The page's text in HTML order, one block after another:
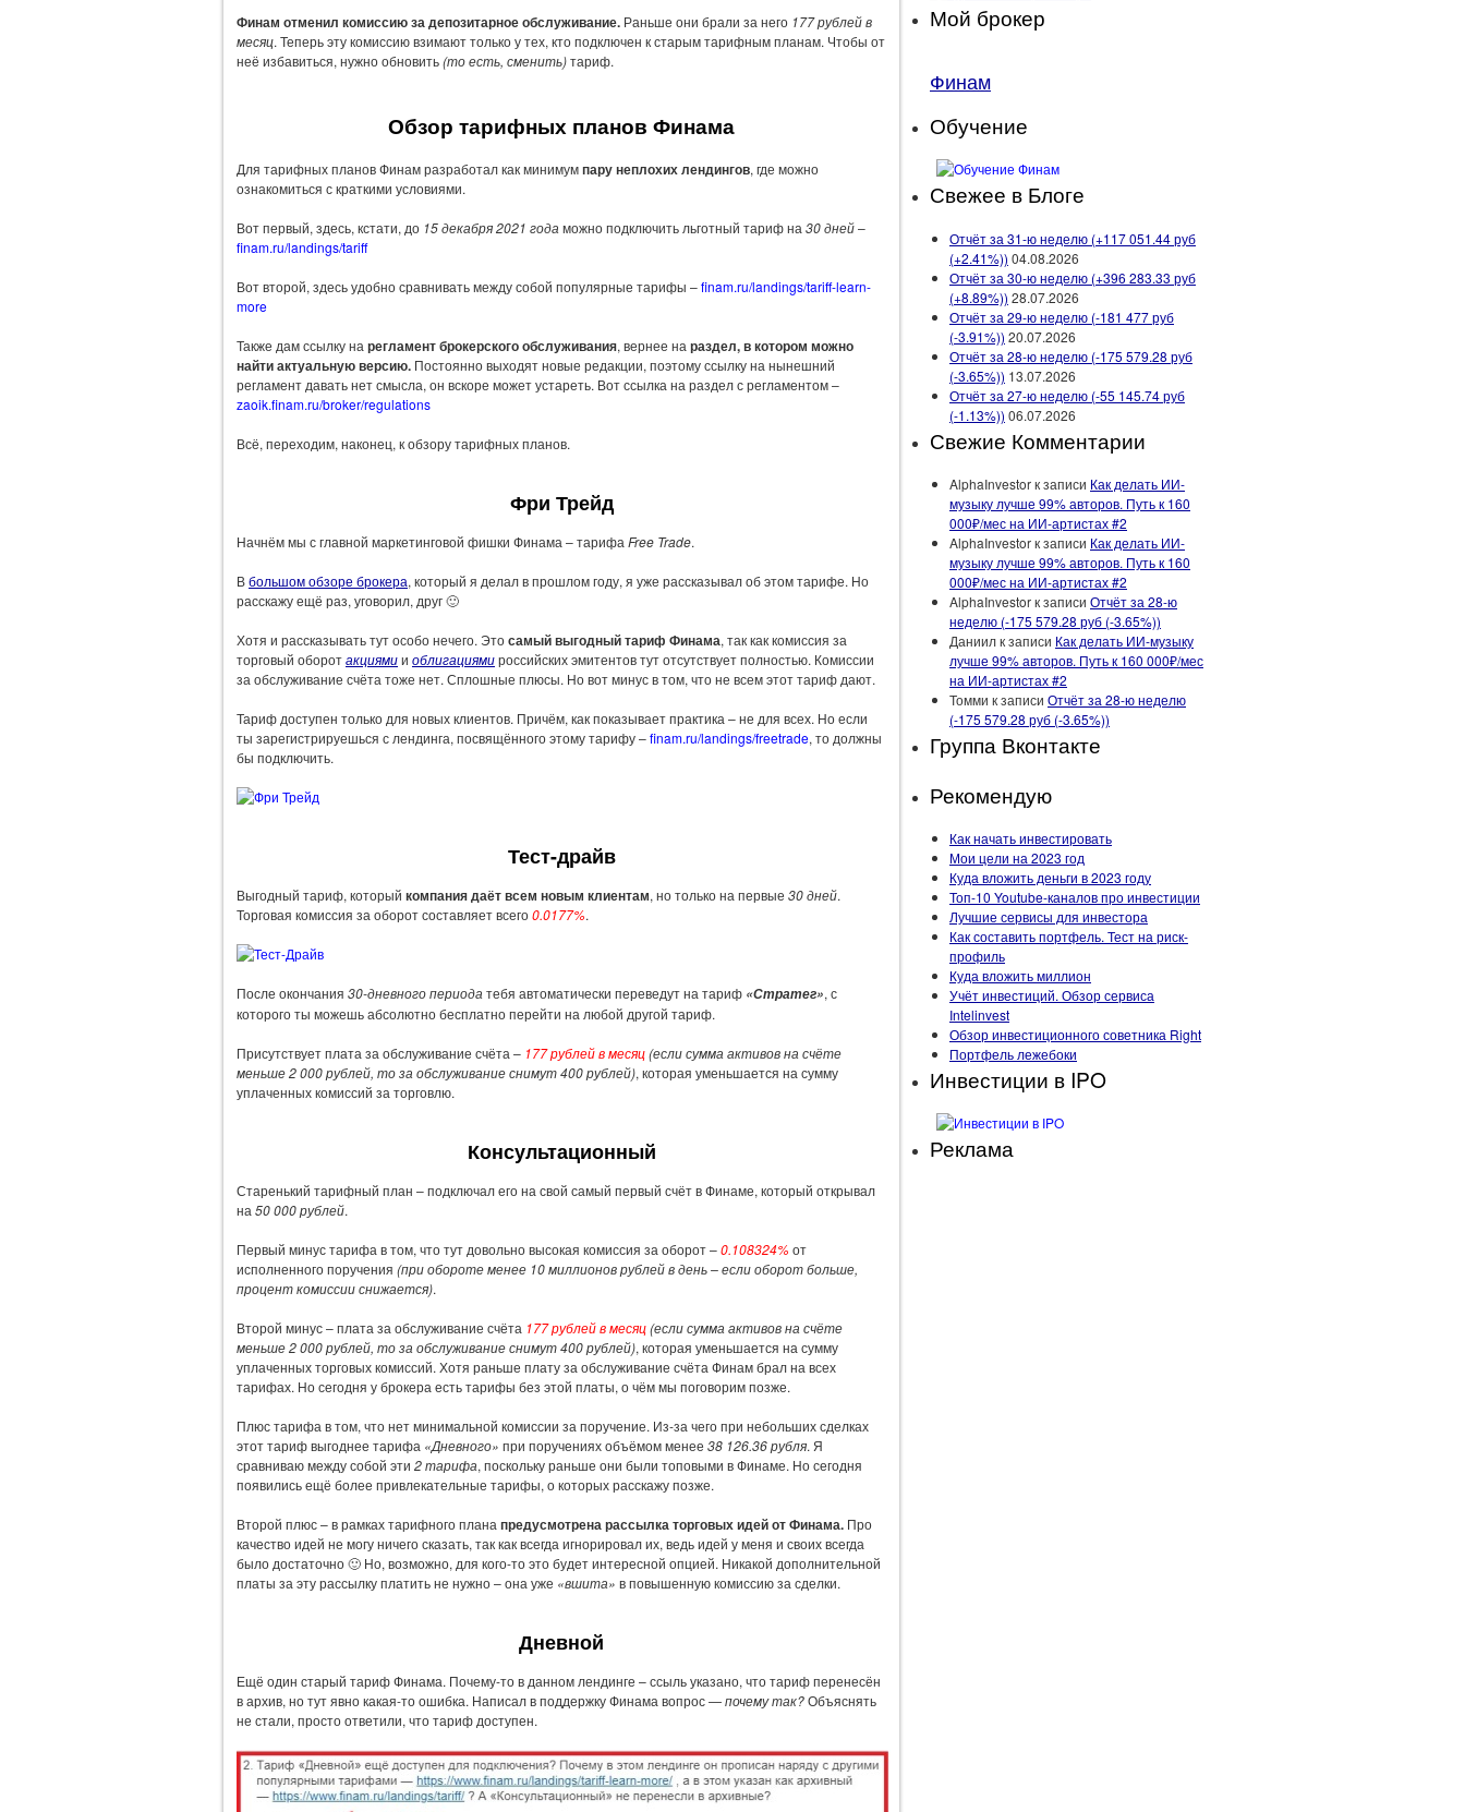
Финам отменил комиссию за депозитарное обслуживание. Раньше они брали за него 177 рублей в
месяц. Теперь эту комиссию взимают только у тех, кто подключен к старым тарифным планам. Чтобы от
неё избавиться, нужно обновить(то есть, сменить)тариф.
Обзор тарифных планов Финама
Для тарифных планов Финам разработал как минимумпару неплохих лендингов, где можно
ознакомиться с краткими условиями.
Вот первый, здесь, кстати, до 15 декабря 2021 года можно подключить льготный тариф на 30 дней–
finam.ru/landings/tariff
Вот второй, здесь удобно сравнивать между собой популярные тарифы –finam.ru/landings/tariff-learn-
more
Также дам ссылку на регламент брокерского обслуживания, вернее на раздел, в котором можно
найти актуальную версию. Постоянно выходят новые редакции, поэтому ссылку на нынешний
регламент давать нет смысла, он вскоре может устареть. Вот ссылка на раздел с регламентом –
zaoik.finam.ru/broker/regulations
Всё, переходим, наконец, к обзору тарифных планов.
Фри Трейд
Начнём мы с главной маркетинговой фишки Финама – тарифа Free Trade.
Вбольшом обзоре брокера, который я делал в прошлом году, я уже рассказывал об этом тарифе. Но
расскажу ещё раз, уговорил, друг 🙂
Хотя и рассказывать тут особо нечего. Этосамый выгодный тариф Финама, так как комиссия за
торговый оборотакциямии облигациямироссийских эмитентов тут отсутствует полностью. Комиссии
за обслуживание счёта тоже нет. Сплошные плюсы. Но вот минус в том, что не всем этот тариф дают.
Тариф доступен только для новых клиентов. Причём, как показывает практика – не для всех. Но если
ты зарегистрируешься с лендинга, посвящённого этому тарифу –finam.ru/landings/freetrade, то должны
бы подключить.
Тест-драйв
Выгодный тариф, который компания даёт всем новым клиентам, но только на первые 30 дней.
Торговая комиссия за оборот составляет всего0.0177%.
После окончания 30-дневного периода тебя автоматически переведут на тариф «Стратег», с
которого ты можешь абсолютно бесплатно перейти на любой другой тариф.
Присутствует плата за обслуживание счёта – 177 рублей в месяц(если сумма активов на счёте
меньше 2 000 рублей, то за обслуживание снимут 400 рублей), которая уменьшается на сумму
уплаченных комиссий за торговлю.
Консультационный
Старенький тарифный план – подключал его на свой самый первый счёт в Финаме, который открывал
на 50 000 рублей.
Первый минус тарифа в том, что тут довольно высокая комиссия за оборот –0.108324% от
исполненного поручения (при обороте менее 10 миллионов рублей в день – если оборот больше,
процент комиссии снижается).
Второй минус – плата за обслуживание счёта 177 рублей в месяц(если сумма активов на счёте
меньше 2 000 рублей, то за обслуживание снимут 400 рублей), которая уменьшается на сумму
уплаченных торговых комиссий. Хотя раньше плату за обслуживание счёта Финам брал на всех
тарифах. Но сегодня у брокера есть тарифы без этой платы, о чём мы поговорим позже.
Плюс тарифа в том, что нет минимальной комиссии за поручение. Из-за чего при небольших сделках
этот тариф выгоднее тарифа «Дневного» при поручениях объёмом менее 38 126.36 рубля. Я
сравниваю между собой эти 2 тарифа, поскольку раньше они были топовыми в Финаме. Но сегодня
появились ещё более привлекательные тарифы, о которых расскажу позже.
Второй плюс – в рамках тарифного плана предусмотрена рассылка торговых идей от Финама. Про
качество идей не могу ничего сказать, так как всегда игнорировал их, ведь идей у меня и своих всегда
было достаточно 🙂 Но, возможно, для кого-то это будет интересной опцией. Никакой дополнительной
платы за эту рассылку платить не нужно – она уже «вшита» в повышенную комиссию за сделки.
Дневной
Ещё один старый тариф Финама. Почему-то в данном лендинге – ссыль указано, что тариф перенесён
в архив, но тут явно какая-то ошибка. Написал в поддержку Финама вопрос —почему так?Объяснять
не стали, просто ответили, что тариф доступен.
Мой брокер
Финам
Обучение
Свежее в Блоге
Отчёт за 31-ю неделю (+117 051.44 руб
(+2.41%)) 04.08.2026
Отчёт за 30-ю неделю (+396 283.33 руб
(+8.89%)) 28.07.2026
Отчёт за 29-ю неделю (-181 477 руб
(-3.91%)) 20.07.2026
Отчёт за 28-ю неделю (-175 579.28 руб
(-3.65%)) 13.07.2026
Отчёт за 27-ю неделю (-55 145.74 руб
(-1.13%)) 06.07.2026
Свежие Комментарии
AlphaInvestorк записи Как делать ИИ-
музыку лучше 99% авторов. Путь к 160
000₽/мес на ИИ-артистах #2
AlphaInvestorк записи Как делать ИИ-
музыку лучше 99% авторов. Путь к 160
000₽/мес на ИИ-артистах #2
AlphaInvestorк записи Отчёт за 28-ю
неделю (-175 579.28 руб (-3.65%))
Даниилк записи Как делать ИИ-музыку
лучше 99% авторов. Путь к 160 000₽/мес
на ИИ-артистах #2
Томми к записи Отчёт за 28-ю неделю
(-175 579.28 руб (-3.65%))
Группа Вконтакте
Рекомендую
Как начать инвестировать
Мои цели на 2023 год
Куда вложить деньги в 2023 году
Топ-10 Youtube-каналов про инвестиции
Лучшие сервисы для инвестора
Как составить портфель. Тест на риск-
профиль
Куда вложить миллион
Учёт инвестиций. Обзор сервиса
Intelinvest
Обзор инвестиционного советника Right
Портфель лежебоки
Инвестиции в IPO
Реклама